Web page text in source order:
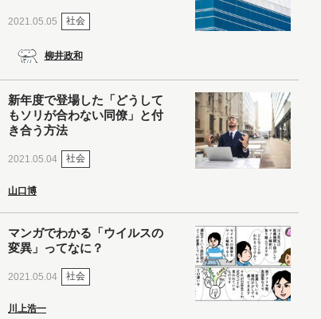
2021.05.05 社会
柳井政和
新年度で登場した「どうして
もソリが合わない同僚」と付
き合う方法
2021.05.04 社会
山口博
マンガでわかる「ウイルスの
変異」ってなに？
2021.05.04 社会
川上浩一